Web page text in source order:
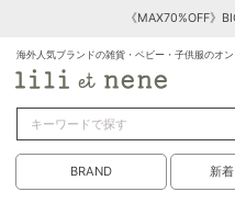
《MAX70%OFF》
海外人気ブランドの雑貨・ベビー・子供服のオ
BRAND 新